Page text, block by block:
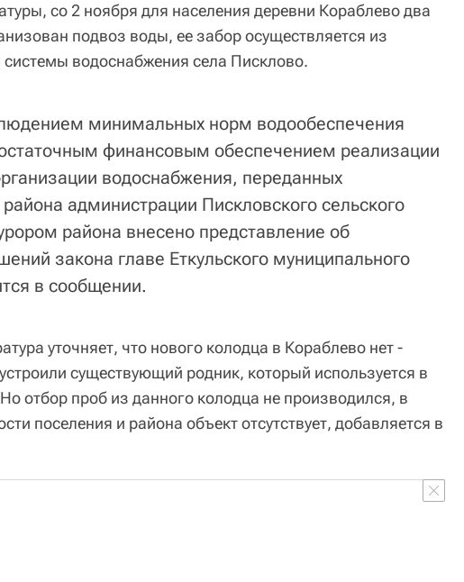
со 2 ноября для населения деревни Кораблево два
подвоз воды, ее забор осуществляется из
водоснабжения села Писклово.
минимальных норм водообеспечения
финансовым обеспечением реализации
водоснабжения, переданных
администрации Пискловского сельского
района внесено представление об
закона главе Еткульского муниципального
в сообщении.
уточняет, что нового колодца в Кораблево нет -
существующий родник, который используется в
отбор проб из данного колодца не производился, в
поселения и района объект отсутствует, добавляется в